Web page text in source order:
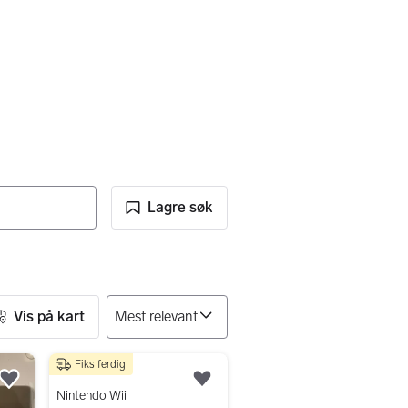
Lagre søk
Vis på kart
Legg til som favoritt.
500 kr
Nintendo Wii
Fiks ferdig